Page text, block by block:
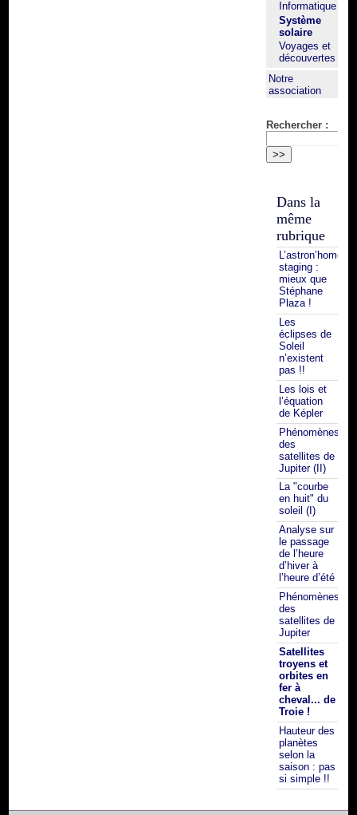
Informatique
Système
solaire
Voyages et
découvertes
Notre
association
Rechercher :
Dans la
même
rubrique
L’astron’home
staging :
mieux que
Stéphane
Plaza !
Les
éclipses de
Soleil
n’existent
pas !!
Les lois et
l’équation
de Képler
Phénomènes
des
satellites de
Jupiter (II)
La "courbe
en huit" du
soleil (I)
Analyse sur
le passage
de l’heure
d’hiver à
l’heure d’été
Phénomènes
des
satellites de
Jupiter
Satellites
troyens et
orbites en
fer à
cheval... de
Troie !
Hauteur des
planètes
selon la
saison : pas
si simple !!